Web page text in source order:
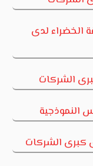
الخضراء لدى
الشركات
النموذجية
كبرى الشركات